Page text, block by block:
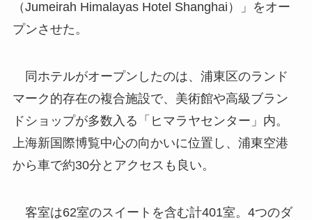
（Jumeirah Himalayas Hotel Shanghai）」をオー
プンさせた。
同ホテルがオープンしたのは、浦東区のランド
マーク的存在の複合施設で、美術館や高級ブラン
ドショップが多数入る「ヒマラヤセンター」内。
上海新国際博覧中心の向かいに位置し、浦東空港
から車で約30分とアクセスも良い。
客室は62室のスイートを含む計401室。4つのダ